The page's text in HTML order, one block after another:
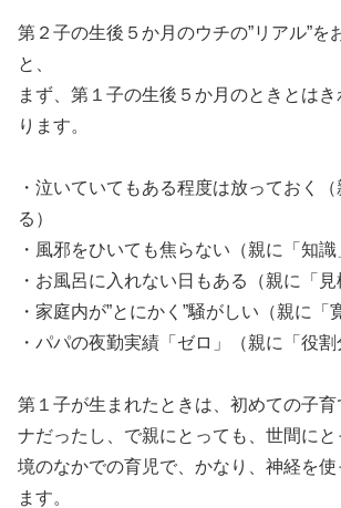
第２子の生後５か月のウチの”リアル”を
と、
まず、第１子の生後５か月のときとは
ります。
・泣いていてもある程度は放っておく
る）
・風邪をひいても焦らない（親に「知識
・お風呂に入れない日もある（親に「見
・家庭内が”とにかく”騒がしい（親に「
・パパの夜勤実績「ゼロ」（親に「役割
第１子が生まれたときは、初めての子育
ナだったし、で親にとっても、世間に
境のなかでの育児で、かなり、神経を
ます。